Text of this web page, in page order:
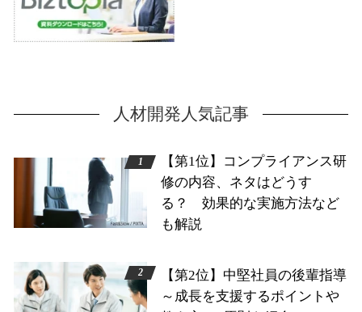
人材開発人気記事
【第1位】コンプライアンス研
修の内容、ネタはどうす
る？ 効果的な実施方法など
も解説
【第2位】中堅社員の後輩指導
～成長を支援するポイントや